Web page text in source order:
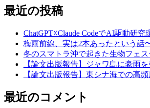
最近の投稿
ChatGPT☓Claude CodeでAI駆動研究
梅雨前線、実は2本あったという話
冬のスマトラ沖で起きた生物フェ
【論文出版報告】ジャワ島に豪雨
【論文出版報告】東シナ海での高
最近のコメント